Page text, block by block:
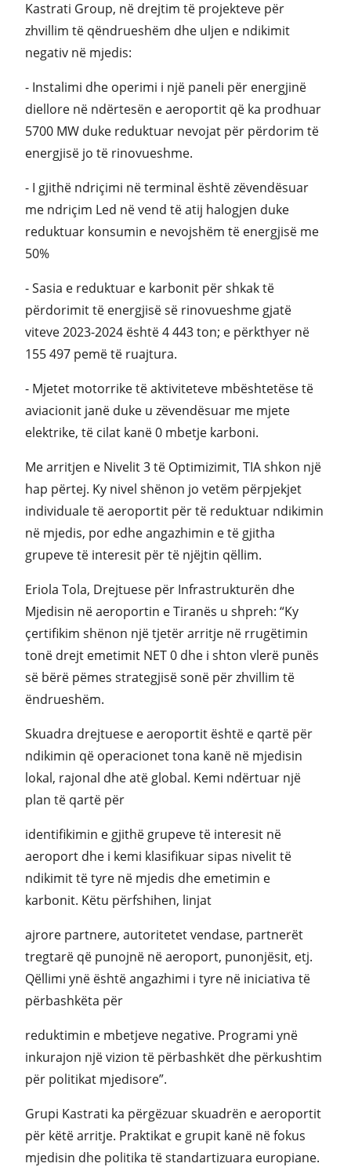
Kastrati Group, në drejtim të projekteve për
zhvillim të qëndrueshëm dhe uljen e ndikimit
negativ në mjedis:
- Instalimi dhe operimi i një paneli për energjinë
diellore në ndërtesën e aeroportit që ka prodhuar
5700 MW duke reduktuar nevojat për përdorim të
energjisë jo të rinovueshme.
- I gjithë ndriçimi në terminal është zëvendësuar
me ndriçim Led në vend të atij halogjen duke
reduktuar konsumin e nevojshëm të energjisë me
50%
- Sasia e reduktuar e karbonit për shkak të
përdorimit të energjisë së rinovueshme gjatë
viteve 2023-2024 është 4 443 ton; e përkthyer në
155 497 pemë të ruajtura.
- Mjetet motorrike të aktiviteteve mbështetëse të
aviacionit janë duke u zëvendësuar me mjete
elektrike, të cilat kanë 0 mbetje karboni.
Me arritjen e Nivelit 3 të Optimizimit, TIA shkon një
hap përtej. Ky nivel shënon jo vetëm përpjekjet
individuale të aeroportit për të reduktuar ndikimin
në mjedis, por edhe angazhimin e të gjitha
grupeve të interesit për të njëjtin qëllim.
Eriola Tola, Drejtuese për Infrastrukturën dhe
Mjedisin në aeroportin e Tiranës u shpreh: “Ky
çertifikim shënon një tjetër arritje në rrugëtimin
tonë drejt emetimit NET 0 dhe i shton vlerë punës
së bërë pëmes strategjisë sonë për zhvillim të
ëndrueshëm.
Skuadra drejtuese e aeroportit është e qartë për
ndikimin që operacionet tona kanë në mjedisin
lokal, rajonal dhe atë global. Kemi ndërtuar një
plan të qartë për
identifikimin e gjithë grupeve të interesit në
aeroport dhe i kemi klasifikuar sipas nivelit të
ndikimit të tyre në mjedis dhe emetimin e
karbonit. Këtu përfshihen, linjat
ajrore partnere, autoritetet vendase, partnerët
tregtarë që punojnë në aeroport, punonjësit, etj.
Qëllimi ynë është angazhimi i tyre në iniciativa të
përbashkëta për
reduktimin e mbetjeve negative. Programi ynë
inkurajon një vizion të përbashkët dhe përkushtim
për politikat mjedisore”.
Grupi Kastrati ka përgëzuar skuadrën e aeroportit
për këtë arritje. Praktikat e grupit kanë në fokus
mjedisin dhe politika të standartizuara europiane.